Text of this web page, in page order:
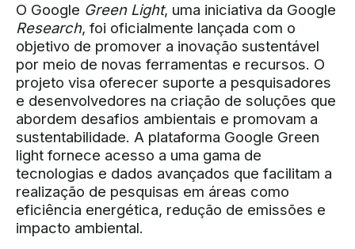
O Google Green Light, uma iniciativa da Google
Research, foi oficialmente lançada com o
objetivo de promover a inovação sustentável
por meio de novas ferramentas e recursos. O
projeto visa oferecer suporte a pesquisadores
e desenvolvedores na criação de soluções que
abordem desafios ambientais e promovam a
sustentabilidade. A plataforma Google Green
light fornece acesso a uma gama de
tecnologias e dados avançados que facilitam a
realização de pesquisas em áreas como
eficiência energética, redução de emissões e
impacto ambiental.